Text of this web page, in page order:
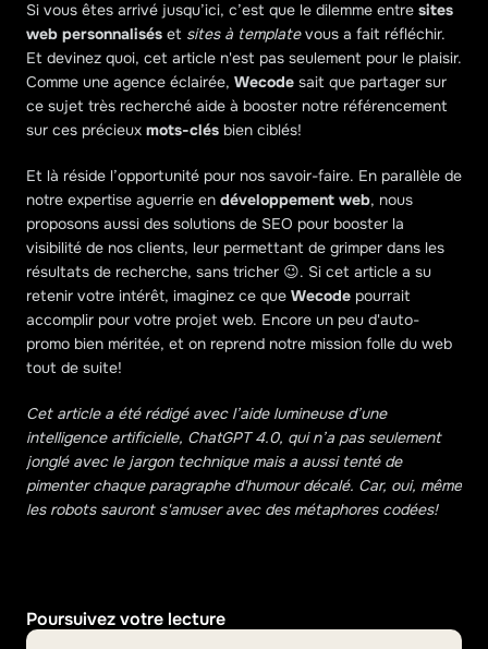
Si vous êtes arrivé jusqu’ici, c’est que le dilemme entre sites
web personnalisés et sites à template vous a fait réfléchir.
Et devinez quoi, cet article n'est pas seulement pour le plaisir.
Comme une agence éclairée, Wecode sait que partager sur
ce sujet très recherché aide à booster notre référencement
sur ces précieux mots-clés bien ciblés!
Et là réside l’opportunité pour nos savoir-faire. En parallèle de
notre expertise aguerrie en développement web, nous
proposons aussi des solutions de SEO pour booster la
visibilité de nos clients, leur permettant de grimper dans les
résultats de recherche, sans tricher 😉. Si cet article a su
retenir votre intérêt, imaginez ce que Wecode pourrait
accomplir pour votre projet web. Encore un peu d'auto-
promo bien méritée, et on reprend notre mission folle du web
tout de suite!
Cet article a été rédigé avec l’aide lumineuse d’une
intelligence artificielle, ChatGPT 4.0, qui n’a pas seulement
jonglé avec le jargon technique mais a aussi tenté de
pimenter chaque paragraphe d'humour décalé. Car, oui, même
les robots sauront s'amuser avec des métaphores codées!
Poursuivez votre lecture